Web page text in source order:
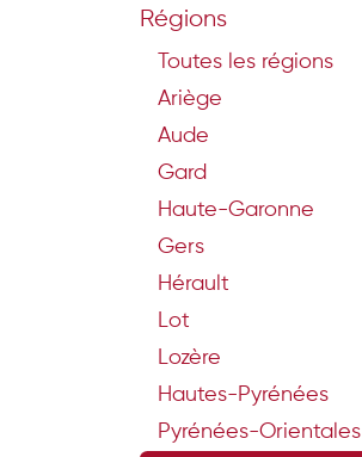
Régions
Toutes les régions
Ariège
Aude
Gard
Haute-Garonne
Gers
Hérault
Lot
Lozère
Hautes-Pyrénées
Pyrénées-Orientales